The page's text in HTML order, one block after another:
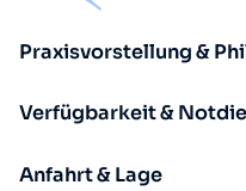
Praxisvorstellung &
Verfügbarkeit &
Anfahrt & Lage